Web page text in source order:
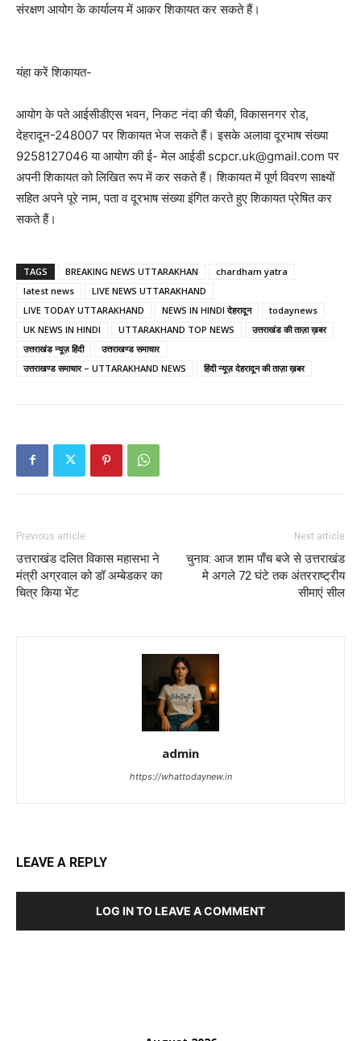
संरक्षण आयोग के कार्यालय में आकर शिकायत कर सकते हैं।
यंहा करें शिकायत-
आयोग के पते आईसीडीएस भवन, निकट नंदा की चैकी, विकासनगर रोड,
देहरादून-248007 पर शिकायत भेज सकते हैं। इसके अलावा दूरभाष संख्या
9258127046 या आयोग की ई- मेल आईडी scpcr.uk@gmail.com पर
अपनी शिकायत को लिखित रूप में कर सकते हैं। शिकायत में पूर्ण विवरण साक्ष्यों
सहित अपने पूरे नाम, पता व दूरभाष संख्या इंगित करते हुए शिकायत प्रेषित कर
सकते हैं।
TAGS BREAKING NEWS UTTARAKHAN
chardham yatra
latest news
LIVE NEWS UTTARAKHAND
LIVE TODAY UTTARAKHAND
NEWS IN HINDI देहरादून
todaynews
UK NEWS IN HINDI
UTTARAKHAND TOP NEWS
उत्तराखंड की ताज़ा ख़बर
उत्तराखंड न्यूज़ हिंदी
उत्तराखण्ड समाचार
उत्तराखण्ड समाचार – UTTARAKHAND NEWS
हिंदी न्यूज़ देहरादून की ताज़ा ख़बर
Previous article
उत्तराखंड दलित विकास महासभा ने
मंत्री अग्रवाल को डॉ अम्बेडकर का
चित्र किया भेंट
Next article
चुनाव: आज शाम पाँच बजे से उत्तराखंड
मे अगले 72 घंटे तक अंतरराष्ट्रीय
सीमाएं सील
admin
https://whattodaynew.in
LEAVE A REPLY
LOG IN TO LEAVE A COMMENT